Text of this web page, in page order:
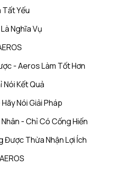
Tất Yếu
Nghĩa Vụ
- Aeros Làm Tốt Hơn
Nói Kết Quả
Nói Giải Pháp
- Chỉ Có Cống Hiến
Được Thừa Nhận Lợi Ích